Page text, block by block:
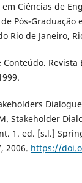
Ciências de
Pós-Graduação
Rio de Janeiro,
Conteúdo. Revista
M. Stakeholder
1. ed. [s.l.]
2006. https://